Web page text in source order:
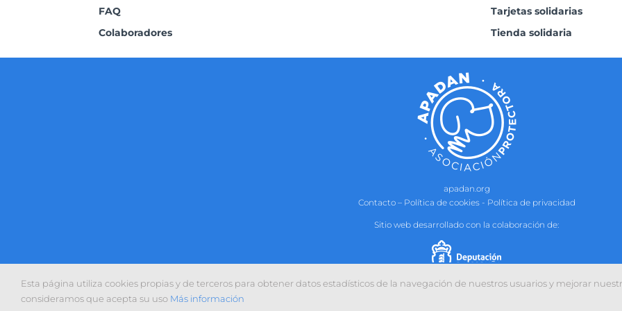
FAQ
Colaboradores
Tarjetas solidarias
Tienda solidaria
apadan.org
Contacto– Política de cookies- Política de privacidad
Sitio web desarrollado con la colaboración de:
Esta página utiliza cookies propias y de terceros para obtener datos estadísticos de la navegación de nuestros usuarios y mejorar
consideramos que acepta su uso Más información